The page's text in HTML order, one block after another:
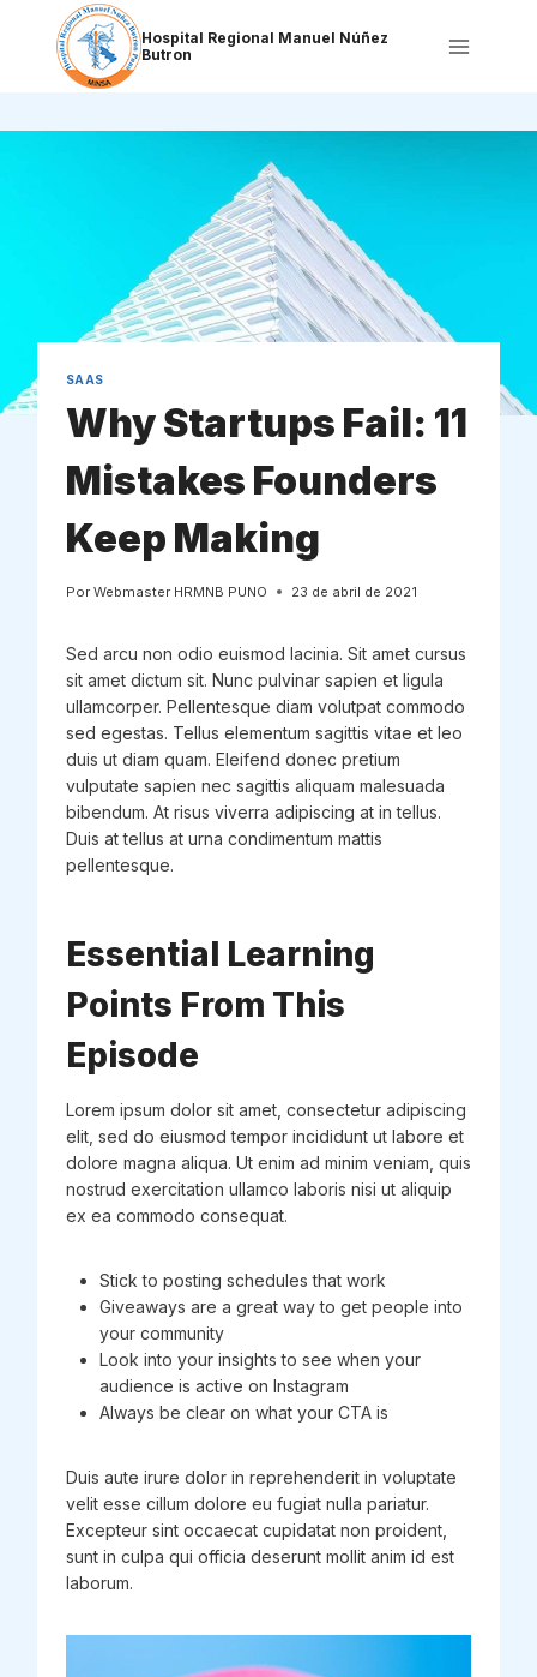
contenido
Hospital Regional Manuel Núñez
Butron
SAAS
Why Startups Fail: 11
Mistakes Founders
Keep Making
Por Webmaster HRMNB PUNO 23 de abril de 2021
Sed arcu non odio euismod lacinia. Sit amet cursus
sit amet dictum sit. Nunc pulvinar sapien et ligula
ullamcorper. Pellentesque diam volutpat commodo
sed egestas. Tellus elementum sagittis vitae et leo
duis ut diam quam. Eleifend donec pretium
vulputate sapien nec sagittis aliquam malesuada
bibendum. At risus viverra adipiscing at in tellus.
Duis at tellus at urna condimentum mattis
pellentesque.
Essential Learning
Points From This
Episode
Lorem ipsum dolor sit amet, consectetur adipiscing
elit, sed do eiusmod tempor incididunt ut labore et
dolore magna aliqua. Ut enim ad minim veniam, quis
nostrud exercitation ullamco laboris nisi ut aliquip
ex ea commodo consequat.
Stick to posting schedules that work
Giveaways are a great way to get people into
your community
Look into your insights to see when your
audience is active on Instagram
Always be clear on what your CTA is
Duis aute irure dolor in reprehenderit in voluptate
velit esse cillum dolore eu fugiat nulla pariatur.
Excepteur sint occaecat cupidatat non proident,
sunt in culpa qui officia deserunt mollit anim id est
laborum.